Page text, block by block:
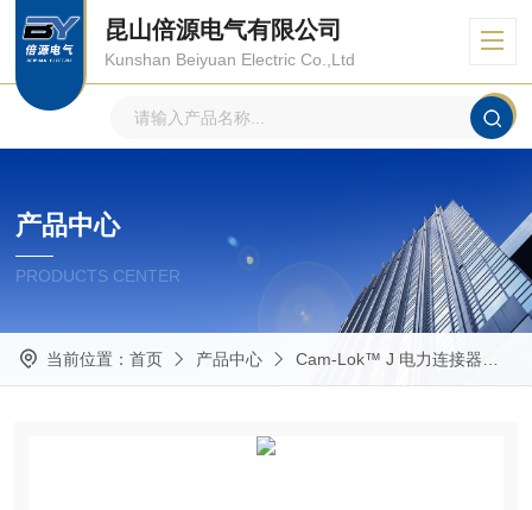
昆山倍源电气有限公司
Kunshan Beiyuan Electric Co.,Ltd
产品中心
PRODUCTS CENTER
当前位置： 首页 产品中心 Cam-Lok™ J 电力连接器